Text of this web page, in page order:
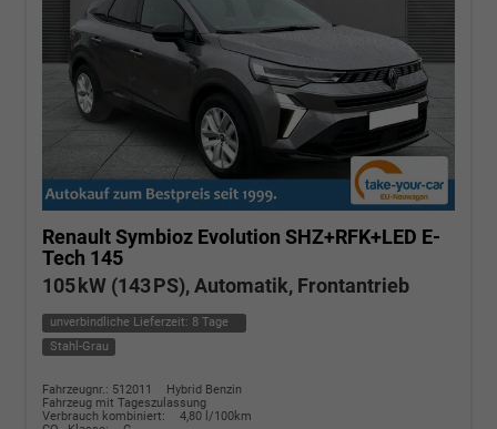
Renault Symbioz Evolution SHZ+RFK+LED E-
Tech 145
105 kW (143 PS), Automatik, Frontantrieb
unverbindliche Lieferzeit: 8 Tage
Stahl-Grau
Fahrzeugnr.: 512011
Hybrid Benzin
Fahrzeug mit Tageszulassung
Verbrauch kombiniert:
4,80 l/100km